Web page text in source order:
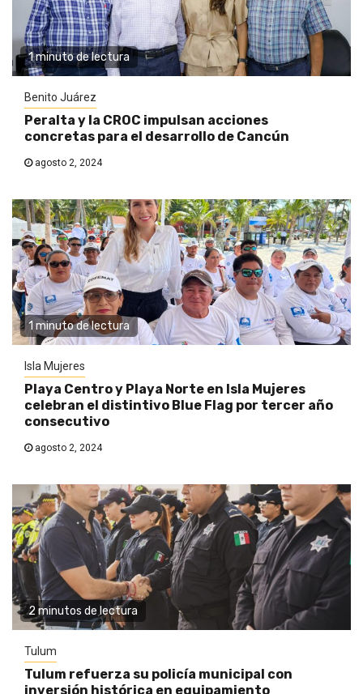
1 minuto de lectura
Benito Juárez
Peralta y la CROC impulsan acciones
concretas para el desarrollo de Cancún
agosto 2, 2024
1 minuto de lectura
Isla Mujeres
Playa Centro y Playa Norte en Isla Mujeres
celebran el distintivo Blue Flag por tercer año
consecutivo
agosto 2, 2024
2 minutos de lectura
Tulum
Tulum refuerza su policía municipal con
inversión histórica en equipamiento